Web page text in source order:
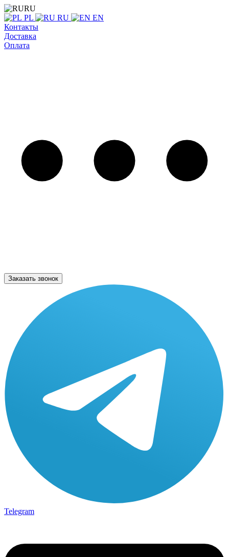
RU
PL
RU
EN
Контакты
Доставка
Оплата
Заказать звонок
Telegram